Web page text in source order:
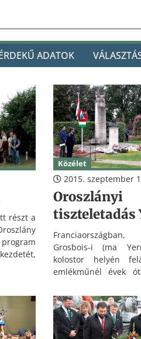
ADATOK
részt a
Közélet
2015. szeptember
Oroszlányi
tiszteletadás
Grosbois-i (ma
kolostor helyén
emlékműnél évek
környékén élő,
számláló magyar